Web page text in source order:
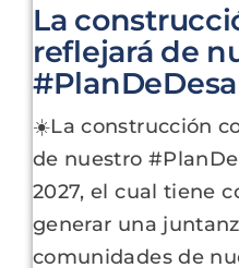
La
reflejará de
☀️La construcción
de nuestro
2027, el cual tiene
generar una
comunidades de